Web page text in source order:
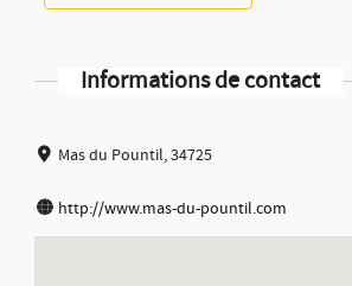
Informations de contact
Mas du Pountil, 34725
http://www.mas-du-pountil.com